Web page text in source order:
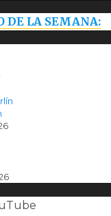
DE LA SEMANA: